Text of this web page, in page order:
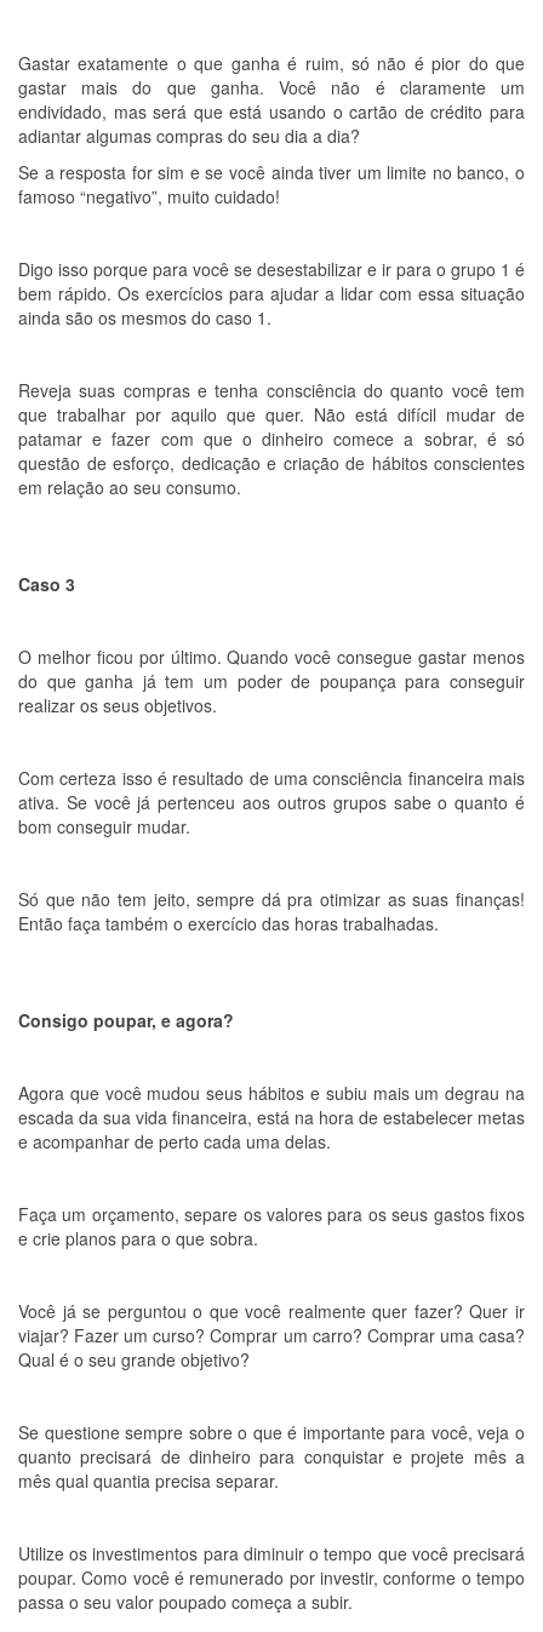
Gastar exatamente o que ganha é ruim, só não é pior do que
gastar mais do que ganha. Você não é claramente um
endividado, mas será que está usando o cartão de crédito para
adiantar algumas compras do seu dia a dia?
Se a resposta for sim e se você ainda tiver um limite no banco, o
famoso “negativo”, muito cuidado!
Digo isso porque para você se desestabilizar e ir para o grupo 1 é
bem rápido. Os exercícios para ajudar a lidar com essa situação
ainda são os mesmos do caso 1.
Reveja suas compras e tenha consciência do quanto você tem
que trabalhar por aquilo que quer. Não está difícil mudar de
patamar e fazer com que o dinheiro comece a sobrar, é só
questão de esforço, dedicação e criação de hábitos conscientes
em relação ao seu consumo.
Caso 3
O melhor ficou por último. Quando você consegue gastar menos
do que ganha já tem um poder de poupança para conseguir
realizar os seus objetivos.
Com certeza isso é resultado de uma consciência financeira mais
ativa. Se você já pertenceu aos outros grupos sabe o quanto é
bom conseguir mudar.
Só que não tem jeito, sempre dá pra otimizar as suas finanças!
Então faça também o exercício das horas trabalhadas.
Consigo poupar, e agora?
Agora que você mudou seus hábitos e subiu mais um degrau na
escada da sua vida financeira, está na hora de estabelecer metas
e acompanhar de perto cada uma delas.
Faça um orçamento, separe os valores para os seus gastos fixos
e crie planos para o que sobra.
Você já se perguntou o que você realmente quer fazer? Quer ir
viajar? Fazer um curso? Comprar um carro? Comprar uma casa?
Qual é o seu grande objetivo?
Se questione sempre sobre o que é importante para você, veja o
quanto precisará de dinheiro para conquistar e projete mês a
mês qual quantia precisa separar.
Utilize os investimentos para diminuir o tempo que você precisará
poupar. Como você é remunerado por investir, conforme o tempo
passa o seu valor poupado começa a subir.